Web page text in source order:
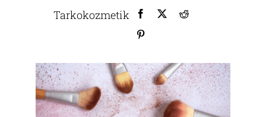
Bize Ulaşın
Tarkokozmetik